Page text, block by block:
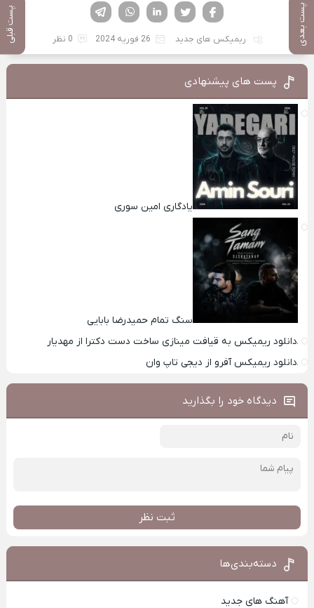
پست بعدی پست قبلی لینکدین تویتر
فیسوک
ریمیکس های جدید 26 فوریه 2024 0 نظر
پست های پیشنهادی
یادگاری امین سوری
سنگ تمام حمیدرضا بابایی
دانلود ریمیکس به قیافت مینازی ساخت دست دکترا از مهدیار
دانلود ریمیکس آفرو از ديجی تاپ وان
دیدگاه خود را بگذارید
ثبت نظر
دسته‌بندی‌ها
آهنگ های جدید